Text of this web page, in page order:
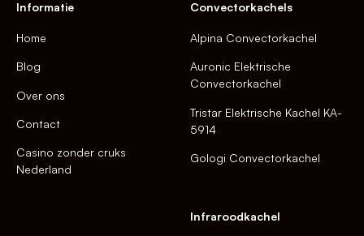
Informatie
Home
Blog
Over ons
Contact
Casino zonder cruks
Nederland
Convectorkachels
Alpina Convectorkachel
Auronic Elektrische
Convectorkachel
Tristar Elektrische Kachel KA-
5914
Gologi Convectorkachel
Infraroodkachel